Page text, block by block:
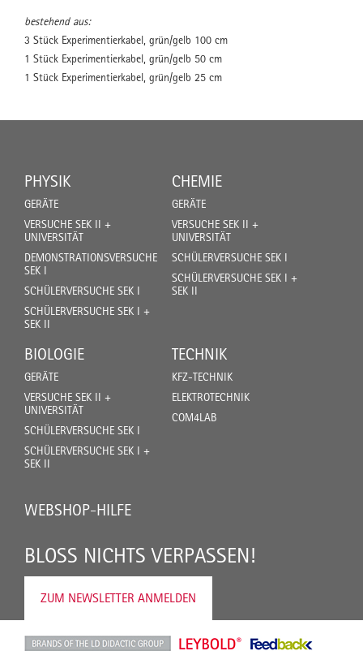
bestehend aus:
3 Stück Experimentierkabel, grün/gelb 100 cm
1 Stück Experimentierkabel, grün/gelb 50 cm
1 Stück Experimentierkabel, grün/gelb 25 cm
PHYSIK
GERÄTE
VERSUCHE SEK II +
UNIVERSITÄT
DEMONSTRATIONSVERSUCHE
SEK I
SCHÜLERVERSUCHE SEK I
SCHÜLERVERSUCHE SEK I +
SEK II
CHEMIE
GERÄTE
VERSUCHE SEK II +
UNIVERSITÄT
SCHÜLERVERSUCHE SEK I
SCHÜLERVERSUCHE SEK I +
SEK II
BIOLOGIE
GERÄTE
VERSUCHE SEK II +
UNIVERSITÄT
SCHÜLERVERSUCHE SEK I
SCHÜLERVERSUCHE SEK I +
SEK II
TECHNIK
KFZ-TECHNIK
ELEKTROTECHNIK
COM4LAB
WEBSHOP-HILFE
BLOSS NICHTS VERPASSEN!
ZUM NEWSLETTER ANMELDEN